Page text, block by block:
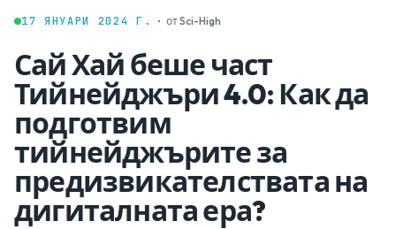
17 ЯНУАРИ 2024 Г. · от Sci-High
Сай Хай беше част
Тийнейджъри 4.0: Как да
подготвим
тийнейджърите за
предизвикателствата на
дигиталната ера?